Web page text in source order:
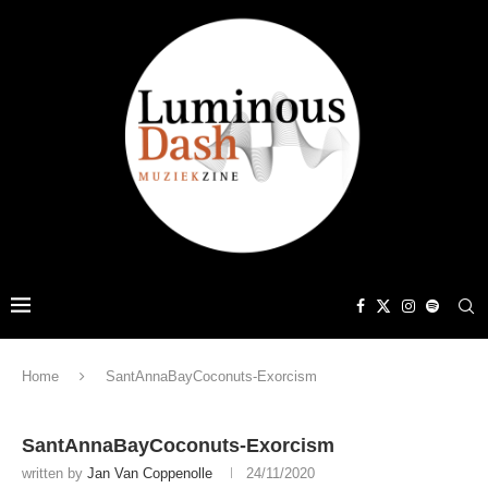
Home SantAnnaBayCoconuts-Exorcism
SantAnnaBayCoconuts-Exorcism
written by Jan Van Coppenolle 24/11/2020